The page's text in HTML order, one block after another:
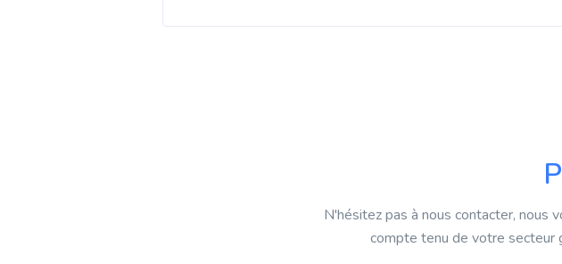
N'hésitez pas à nous contacter, nous
compte tenu de votre secteur